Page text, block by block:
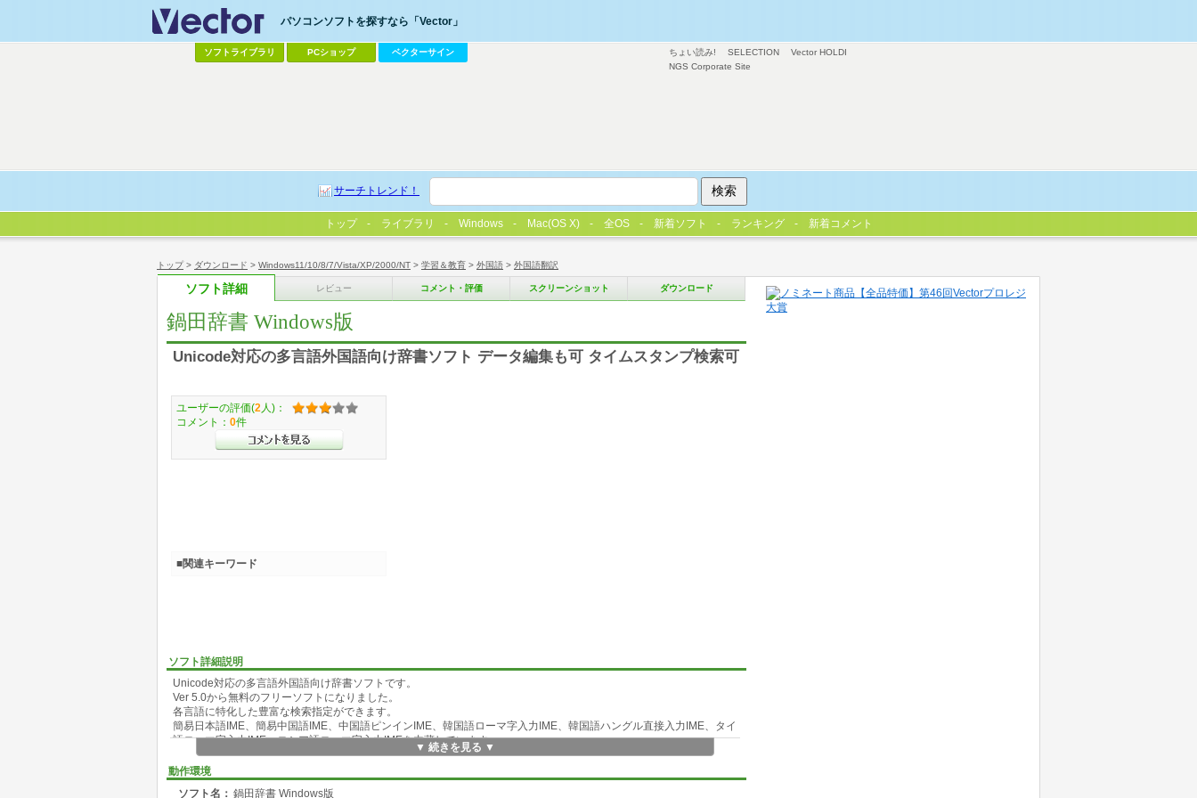
トップ> ダウンロード > Windows11/10/8/7/Vista/XP/2000/NT > 学習＆教育 > 外国語 > 外国語翻訳
ソフト詳細 レビュー コメント・評価 スクリーンショット ダウンロード
鍋田辞書 Windows版
Unicode対応の多言語外国語向け辞書ソフト データ編集も可 タイムスタンプ検索可
ソフト詳細説明
Unicode対応の多言語外国語向け辞書ソフトです。
Ver 5.0から無料のフリーソフトになりました。
各言語に特化した豊富な検索指定ができます。
簡易日本語IME、簡易中国語IME、中国語ピンインIME、韓国語ローマ字入力IME、韓国語ハングル直接入力IME、タイ
語ローマ字入力IME、ロシア語ローマ字入力IMEを内蔵しています。
Windows 8/7Vistaで動作します。
XP/95/98等は動作チェックしていません。
編集ウィンドウで単語の追加や編集も可能で単語帳ソフトとしても使えます。
▼ 続きを見る ▼
動作環境
ソフト名： 鍋田辞書 Windows版
ユーザーの評価(2 人)：
コメント： 0件
■関連キーワード
ちょい読み! SELECTION
Vector HOLDI
NGS Corporate Site
パソコンソフトを探すなら「Vector」
ソフトライブラリ PCショップ ベクターサイン
サーチトレンド！
トップ ライブラリ Windows Mac(OS X) 全OS 新着ソフト ランキング 新着コメント